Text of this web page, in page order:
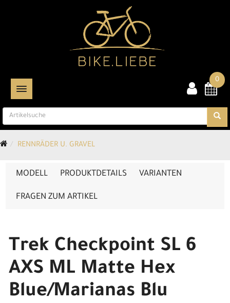
TOGGLE NAVIGATION
0
RENNRÄDER U. GRAVEL
MODELL PRODUKTDETAILS VARIANTEN
FRAGEN ZUM ARTIKEL
Trek Checkpoint SL 6
AXS ML Matte Hex
Blue/Marianas Blu